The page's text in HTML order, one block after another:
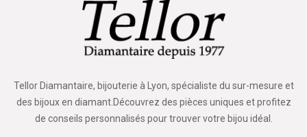
Tellor Diamantaire, bijouterie à Lyon, spécialiste du sur-mesure et
des bijoux en diamant.Découvrez des pièces uniques et profitez
de conseils personnalisés pour trouver votre bijou idéal.